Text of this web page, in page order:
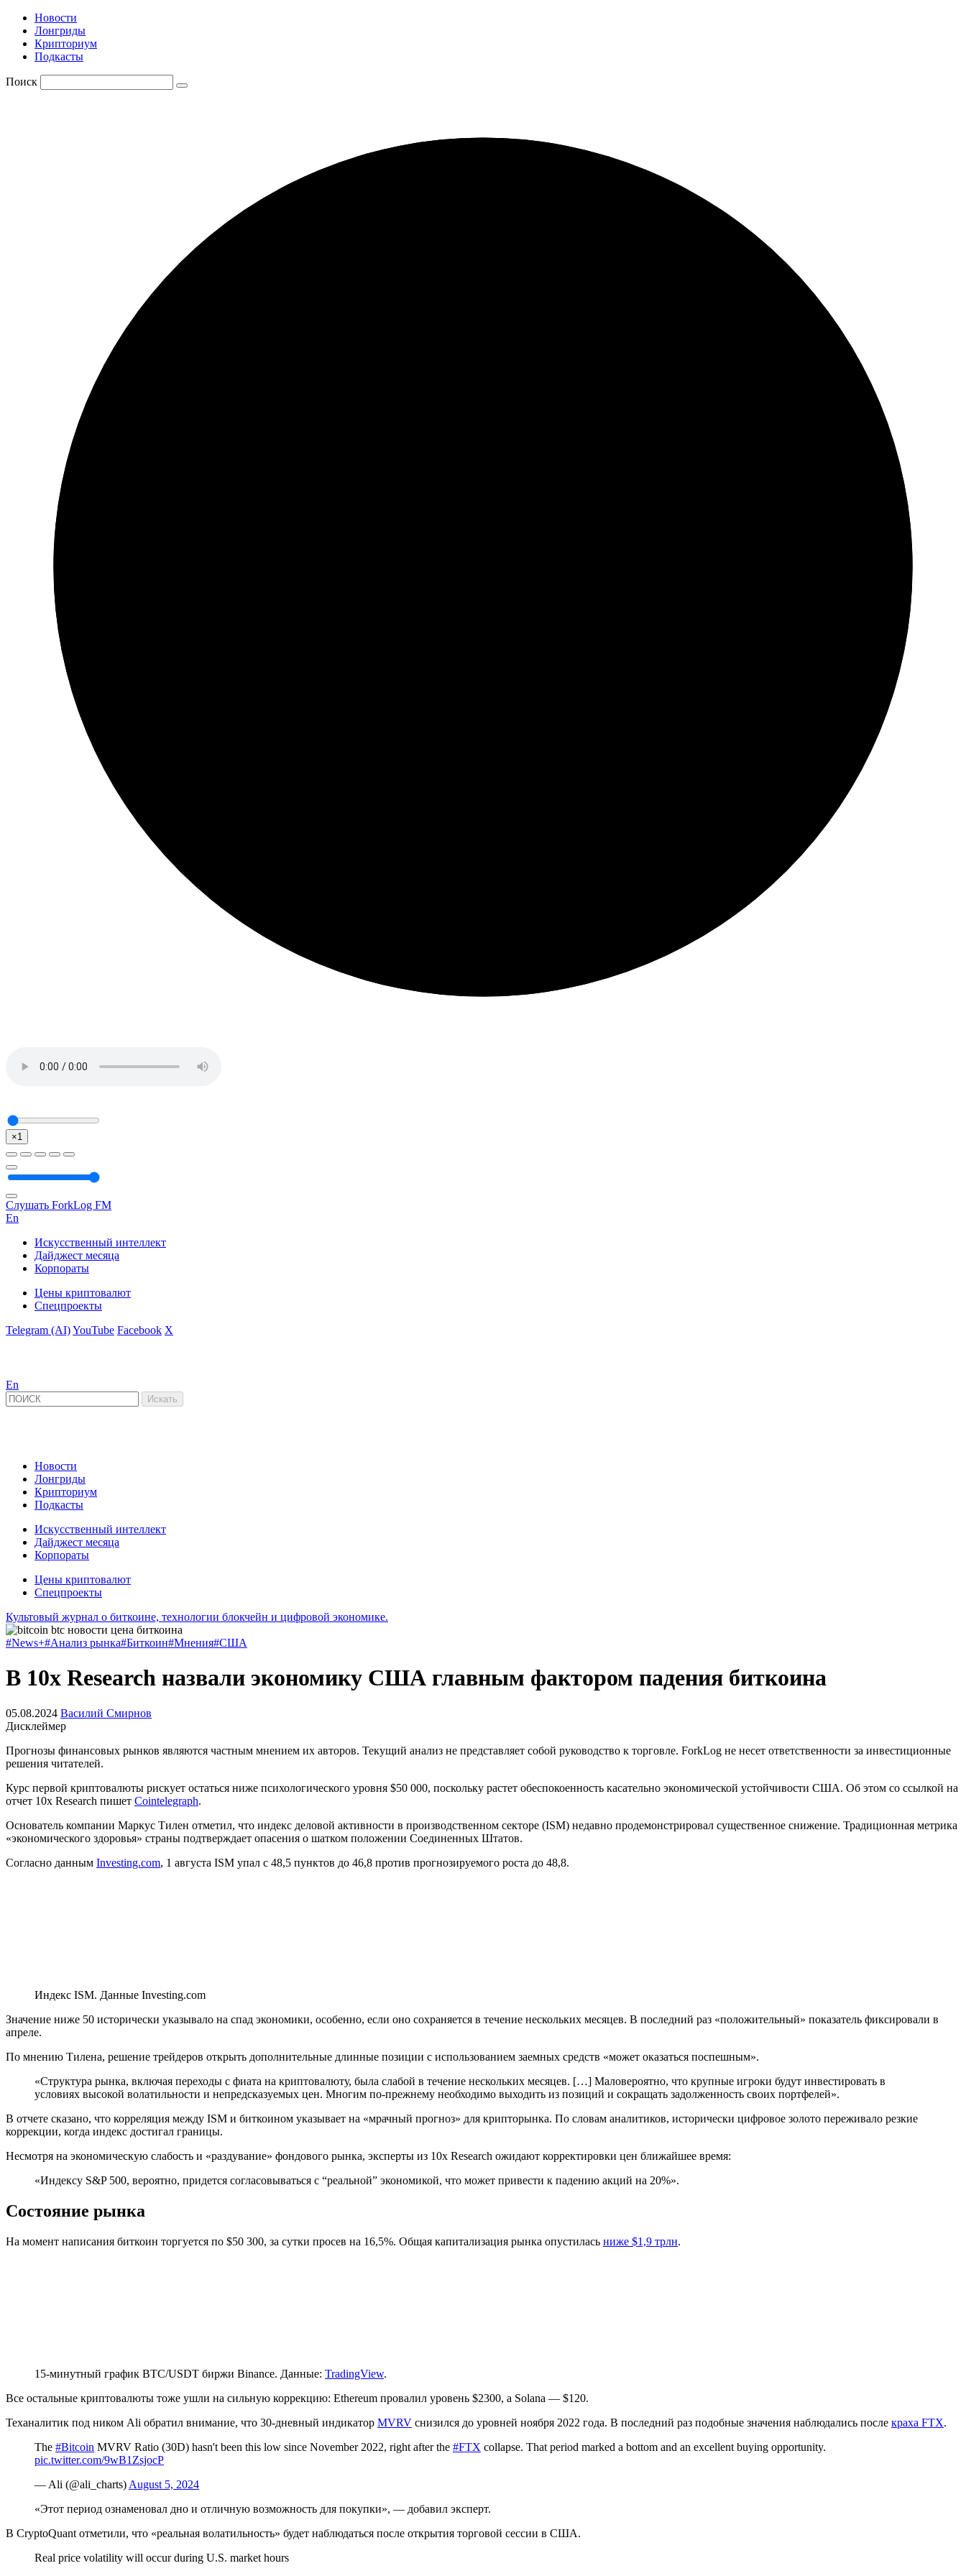
Новости
Лонгриды
Крипториум
Подкасты
Поиск
×1
Слушать ForkLog FM
En
Искусственный интеллект
Дайджест месяца
Корпораты
Цены криптовалют
Спецпроекты
Telegram (AI)YouTube Facebook X
En
Новости
Лонгриды
Крипториум
Подкасты
Искусственный интеллект
Дайджест месяца
Корпораты
Цены криптовалют
Спецпроекты
Культовый журнал о биткоине, технологии блокчейн и цифровой экономике.
#News+#Анализ рынка#Биткоин#Мнения#США
В 10x Research назвали экономику США главным фактором падения биткоина
05.08.2024 Василий Смирнов
Дисклеймер
Прогнозы финансовых рынков являются частным мнением их авторов. Текущий анализ не представляет собой руководство к торговле. ForkLog не несет ответственности за инвестиционные
решения читателей.
Курс первой криптовалюты рискует остаться ниже психологического уровня $50 000, поскольку растет обеспокоенность касательно экономической устойчивости США. Об этом со ссылкой на
отчет 10x Research пишет Cointelegraph.
Основатель компании Маркус Тилен отметил, что индекс деловой активности в производственном секторе (ISM) недавно продемонстрировал существенное снижение. Традиционная метрика
«экономического здоровья» страны подтверждает опасения о шатком положении Соединенных Штатов.
Согласно данным Investing.com, 1 августа ISM упал с 48,5 пунктов до 46,8 против прогнозируемого роста до 48,8.
Индекс ISM. Данные Investing.com
Значение ниже 50 исторически указывало на спад экономики, особенно, если оно сохраняется в течение нескольких месяцев. В последний раз «положительный» показатель фиксировали в
апреле.
По мнению Тилена, решение трейдеров открыть дополнительные длинные позиции с использованием заемных средств «может оказаться поспешным».
«Структура рынка, включая переходы с фиата на криптовалюту, была слабой в течение нескольких месяцев. […] Маловероятно, что крупные игроки будут инвестировать в
условиях высокой волатильности и непредсказуемых цен. Многим по-прежнему необходимо выходить из позиций и сокращать задолженность своих портфелей».
В отчете сказано, что корреляция между ISM и биткоином указывает на «мрачный прогноз» для крипторынка. По словам аналитиков, исторически цифровое золото переживало резкие
коррекции, когда индекс достигал границы.
Несмотря на экономическую слабость и «раздувание» фондового рынка, эксперты из 10x Research ожидают корректировки цен ближайшее время:
«Индексу S&P 500, вероятно, придется согласовываться с “реальной” экономикой, что может привести к падению акций на 20%».
Состояние рынка
На момент написания биткоин торгуется по $50 300, за сутки просев на 16,5%. Общая капитализация рынка опустилась ниже $1,9 трлн.
15-минутный график BTC/USDT биржи Binance. Данные: TradingView.
Все остальные криптовалюты тоже ушли на сильную коррекцию: Ethereum провалил уровень $2300, а Solana — $120.
Теханалитик под ником Ali обратил внимание, что 30-дневный индикатор MVRV снизился до уровней ноября 2022 года. В последний раз подобные значения наблюдались после краха FTX.
The #Bitcoin MVRV Ratio (30D) hasn't been this low since November 2022, right after the #FTX collapse. That period marked a bottom and an excellent buying opportunity.
pic.twitter.com/9wB1ZsjocP
— Ali (@ali_charts) August 5, 2024
«Этот период ознаменовал дно и отличную возможность для покупки», — добавил эксперт.
В CryptoQuant отметили, что «реальная волатильность» будет наблюдаться после открытия торговой сессии в США.
Real price volatility will occur during U.S. market hours